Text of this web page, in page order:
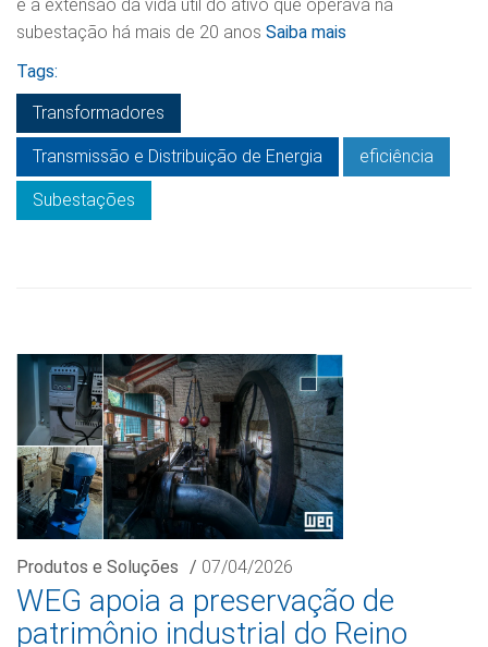
e a extensão da vida útil do ativo que operava na
subestação há mais de 20 anos Saiba mais
Tags:
Transformadores
Transmissão e Distribuição de Energia eficiência
Subestações
Produtos e Soluções / 07/04/2026
WEG apoia a preservação de
patrimônio industrial do Reino